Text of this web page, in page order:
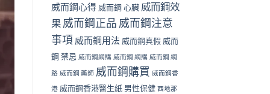
威而鋼心得 威而鋼 心臟 威而鋼效
果 威而鋼正品 威而鋼注意
事項 威而鋼用法 威而鋼真假 威而
鋼 禁忌 威而鋼網購 威而鋼 網購 威而鋼 網
路 威而鋼 藥師 威而鋼購買 威而鋼香
港 威而鋼香港醫生紙 男性保健 西地那